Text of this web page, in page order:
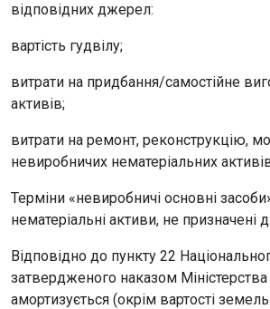
відповідних джерел:
вартість гудвілу;
витрати на придбання/самостійне
активів;
витрати на ремонт, реконструкцію,
невиробничих нематеріальних
Терміни «невиробничі основні
нематеріальні активи, не призначені
Відповідно до пункту 22
затвердженого наказом Міністерства
амортизується (окрім вартості